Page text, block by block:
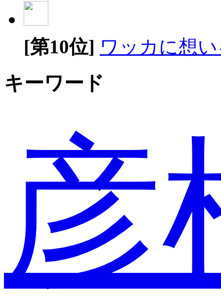
[第10位] ワッカに想
キーワード
彦